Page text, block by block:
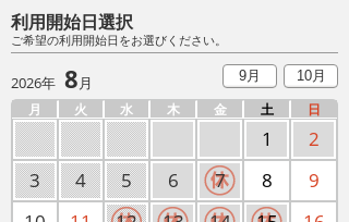
利用開始日選択
ご希望の利用開始日をお選びください。
2026年 8月 9月 10月
月 火 水 木 金 土 日
1
2
3
4 5 6 7 8
9